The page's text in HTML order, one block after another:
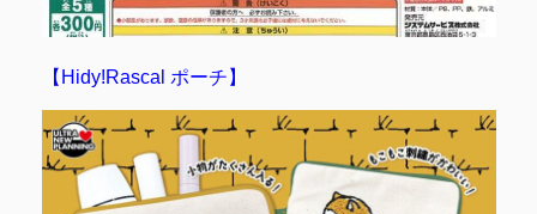
【Hidy!Rascal ポーチ】